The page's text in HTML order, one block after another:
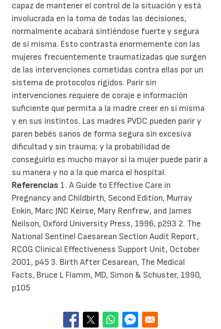
capaz de mantener el control de la situación y está
involucrada en la toma de todas las decisiones,
normalmente acabará sintiéndose fuerte y segura
de sí misma. Esto contrasta enormemente con las
mujeres frecuentemente traumatizadas que surgen
de las intervenciones cometidas contra ellas por un
sistema de protocolos rígidos. Parir sin
intervenciones requiere de coraje e información
suficiente que permita a la madre creer en si misma
y en sus instintos. Las madres PVDC pueden parir y
paren bebés sanos de forma segura sin excesiva
dificultad y sin trauma; y la probabilidad de
conseguirlo es mucho mayor si la mujer puede parir a
su manera y no a la que marca el hospital.
Referencias 1. A Guide to Effective Care in
Pregnancy and Childbirth, Second Edition, Murray
Enkin, Marc JNC Keirse, Mary Renfrew, and James
Neilson, Oxford University Press, 1996, p293 2. The
National Sentinel Caesarean Section Audit Report,
RCOG Clinical Effectiveness Support Unit, October
2001, p45 3. Birth After Cesarean, The Medical
Facts, Bruce L Flamm, MD, Simon & Schuster, 1990,
p105